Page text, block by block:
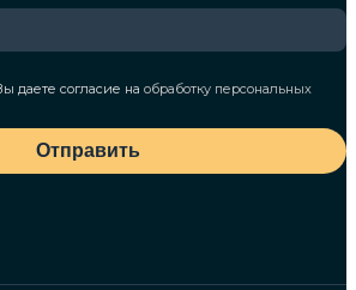
даете согласие наобработку персональных
Отправить